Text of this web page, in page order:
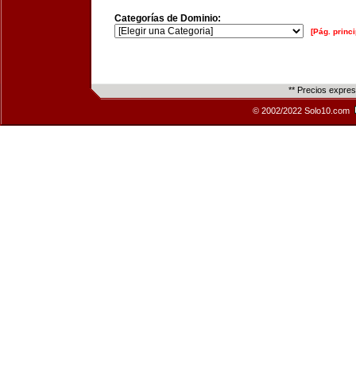
Categorías de Dominio:
[Pág.
** Precios
© 2002/2022 Solo10.com